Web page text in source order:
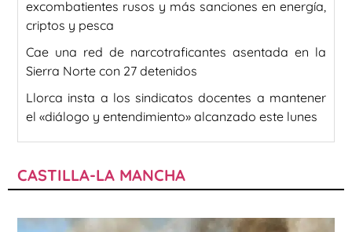
excombatientes rusos y más sanciones en energía,
criptos y pesca
Cae una red de narcotraficantes asentada en la
Sierra Norte con 27 detenidos
Llorca insta a los sindicatos docentes a mantener
el «diálogo y entendimiento» alcanzado este lunes
CASTILLA-LA MANCHA